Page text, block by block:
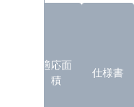
適応面
積
仕様書